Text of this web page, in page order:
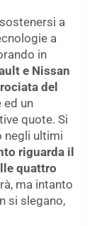
a
a
in
e Nissan
del
ed un
quote. Si
negli ultimi
riguarda il
quattro
ma intanto
si slegano,